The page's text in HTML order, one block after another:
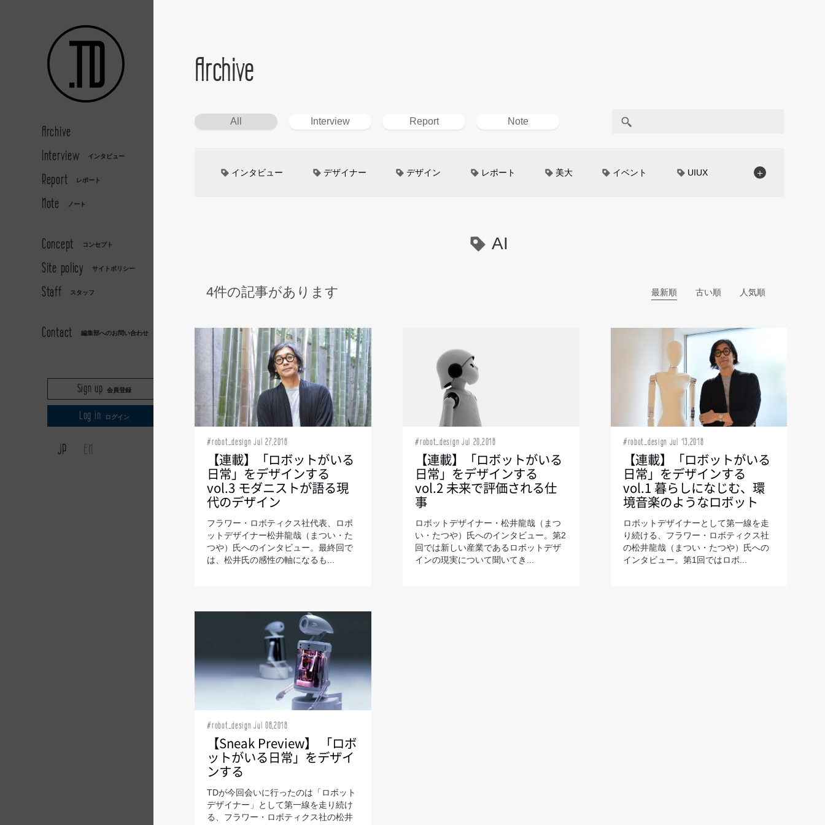
Archive
Interview
インタビュー
Report レポート
Note ノート
Concept コンセプト
Site policy サイトポリシー
Staff スタッフ
Contact 編集部へのお問い合わせ
Sign up 会員登録
Log in ログイン
JP
Archive
All Interview Report Note
＋
インタビュー デザイナー デザイン レポート 美大 イベント UIUX
電動キックスクーター
AXIS
AI
4件の記事があります
#robot_design Jul 27,2018
【連載】「ロボットがいる
日常」をデザインする
vol.3 モダニストが語る現
代のデザイン
フラワー・ロボティクス社代表、ロボ
ットデザイナー松井龍哉（まつい・た
つや）氏へのインタビュー。最終回で
は、松井氏の感性の軸になるも...
#robot_design Jul 20,2018
【連載】「ロボットがいる
日常」をデザインする
vol.2 未来で評価される仕
事
ロボットデザイナー・松井龍哉（まつ
い・たつや）氏へのインタビュー。第2
回では新しい産業であるロボットデザ
インの現実について聞いてき...
#robot_design Jul 13,2018
【連載】「ロボットがいる
日常」をデザインする
vol.1 暮らしになじむ、環
境音楽のようなロボット
ロボットデザイナーとして第一線を走
り続ける、フラワー・ロボティクス社
の松井龍哉（まつい・たつや）氏への
インタビュー。第1回ではロボ...
#robot_design Jul 08,2018
【Sneak Preview】 「ロボ
ットがいる日常」をデザイ
ンする
TDが今回会いに行ったのは「ロボット
デザイナー」として第一線を走り続け
る、フラワー・ロボティクス社の松井